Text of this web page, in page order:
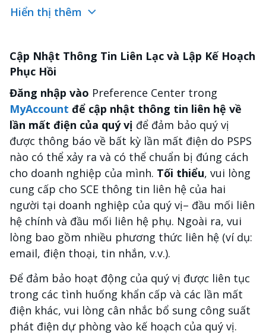
Hiển thị thêm
Cập Nhật Thông Tin Liên Lạc và Lập Kế Hoạch
Phục Hồi
Đăng nhập vào Preference Center trong
MyAccount để cập nhật thông tin liên hệ về
lần mất điện của quý vị để đảm bảo quý vị
được thông báo về bất kỳ lần mất điện do PSPS
nào có thể xảy ra và có thể chuẩn bị đúng cách
cho doanh nghiệp của mình. Tối thiểu, vui lòng
cung cấp cho SCE thông tin liên hệ của hai
người tại doanh nghiệp của quý vị– đầu mối liên
hệ chính và đầu mối liên hệ phụ. Ngoài ra, vui
lòng bao gồm nhiều phương thức liên hệ (ví dụ:
email, điện thoại, tin nhắn, v.v.).
Để đảm bảo hoạt động của quý vị được liên tục
trong các tình huống khẩn cấp và các lần mất
điện khác, vui lòng cân nhắc bổ sung công suất
phát điện dự phòng vào kế hoạch của quý vị.